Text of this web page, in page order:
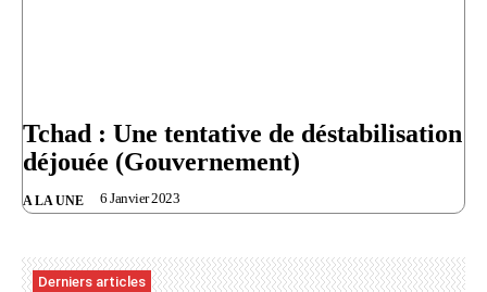
Tchad : Une tentative de déstabilisation
déjouée (Gouvernement)
A LA UNE 6 Janvier 2023
Derniers articles